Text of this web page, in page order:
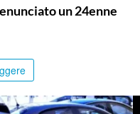
un 24enne